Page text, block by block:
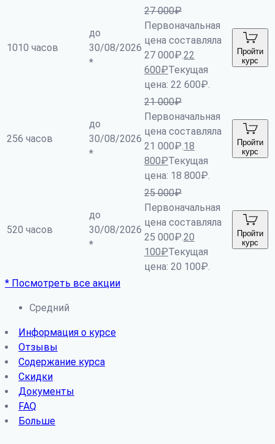
1010 часов
до
30/08/2026
*
27 000₽
Первоначальная
цена составляла
27 000₽.22
600₽Текущая
цена: 22 600₽.
Пройти
курс
256 часов
до
30/08/2026
*
21 000₽
Первоначальная
цена составляла
21 000₽.18
800₽Текущая
цена: 18 800₽.
Пройти
курс
520 часов
до
30/08/2026
*
25 000₽
Первоначальная
цена составляла
25 000₽.20
100₽Текущая
цена: 20 100₽.
Пройти
курс
* Посмотреть все акции
Средний
Информация о курсе
Отзывы
Содержание курса
Скидки
Документы
FAQ
Больше